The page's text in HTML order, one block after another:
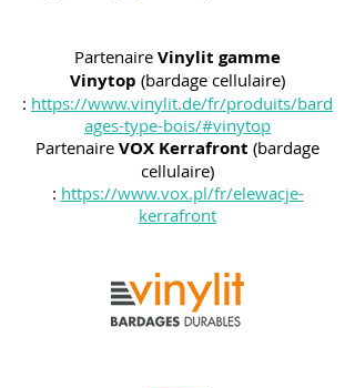
Partenaire Vinylit gamme
Vinytop (bardage cellulaire)
: https://www.vinylit.de/fr/produits/bard
ages-type-bois/#vinytop
Partenaire VOX Kerrafront (bardage
cellulaire)
: https://www.vox.pl/fr/elewacje-
kerrafront